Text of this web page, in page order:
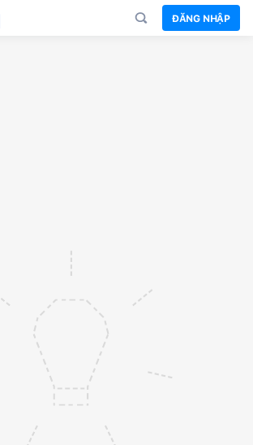
ĐĂNG NHẬP